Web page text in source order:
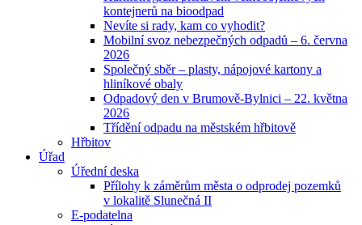
kontejnerů na bioodpad
Nevíte si rady, kam co vyhodit?
Mobilní svoz nebezpečných odpadů – 6. června
2026
Společný sběr – plasty, nápojové kartony a
hliníkové obaly
Odpadový den v Brumově-Bylnici – 22. května
2026
Třídění odpadu na městském hřbitově
Hřbitov
Úřad
Úřední deska
Přílohy k záměrům města o odprodej pozemků
v lokalitě Slunečná II
E-podatelna